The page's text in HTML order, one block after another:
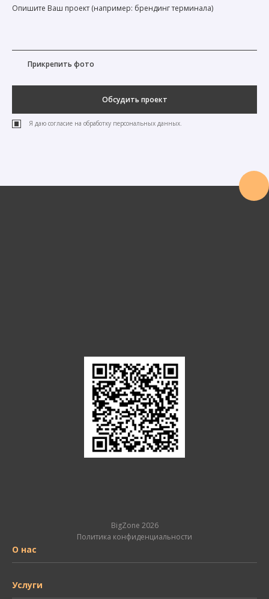
Прикрепить фото
Обсудить проект
Я даю согласие на обработку персональных данных.
О нас
Услуги
BigZone 2026
Политика конфиденциальности